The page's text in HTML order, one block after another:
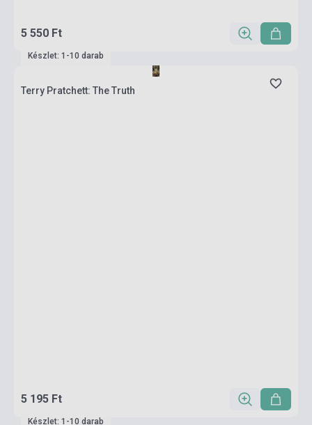
5 550 Ft
Készlet: 1-10 darab
Terry Pratchett: The Truth
5 195 Ft
Készlet: 1-10 darab